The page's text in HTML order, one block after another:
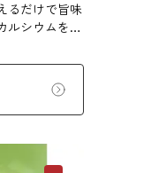
るだけで旨味
ルシウムを豊
れた食生活
ごはん、納
理にお使い